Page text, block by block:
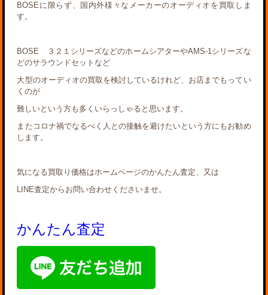
BOSEに限らず、国内外様々なメーカーのオーディオを買取しま
す。
BOSE ３２１シリーズなどのホームシアターやAMS-1シリーズな
どのサラウンドセットなど
大型のオーディオの買取を検討しているけれど、お店までもってい
くのが
難しいという方も多くいらっしゃると思います。
またコロナ禍でなるべく人との接触を避けたいという方にもお勧め
します。
気になる買取り価格はホームページのかんたん査定、又は
LINE査定からお問い合わせくださいませ。
かんたん査定